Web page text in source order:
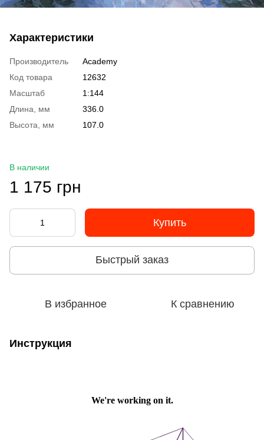
Характеристики
Производитель
Academy
Код товара
12632
Масштаб
1:144
Длина, мм
336.0
Высота, мм
107.0
В наличии
1 175 грн
Купить
Быстрый заказ
В избранное К сравнению
Инструкция